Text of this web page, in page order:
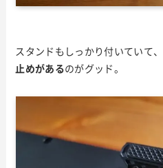
スタンドもしっかり付いていて、
止めがあるのがグッド。